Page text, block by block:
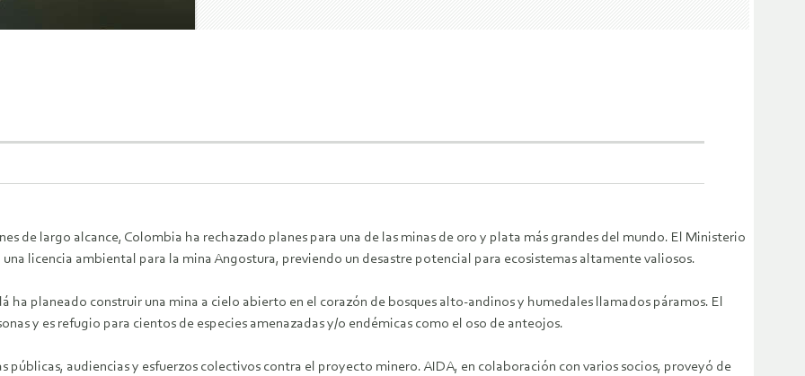
de largo alcance, Colombia ha rechazado planes para una de las minas de oro y plata más grandes del mundo. El Ministerio
licencia ambiental para la mina Angostura, previendo un desastre potencial para ecosistemas altamente valiosos.
ha planeado construir una mina a cielo abierto en el corazón de bosques alto-andinos y humedales llamados páramos. El
y es refugio para cientos de especies amenazadas y/o endémicas como el oso de anteojos.
públicas, audiencias y esfuerzos colectivos contra el proyecto minero. AIDA, en colaboración con varios socios, proveyó de